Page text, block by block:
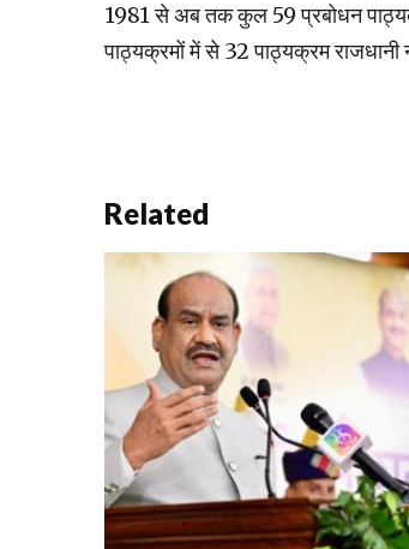
1981 से अब तक कुल 59 प्रबोधन
पाठ्यक्रमों में से 32 पाठ्यक्रम राजधानी
Related